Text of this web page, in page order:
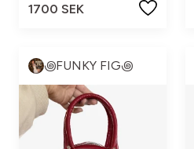
1700 SEK
꩜FUNKY FIG꩜